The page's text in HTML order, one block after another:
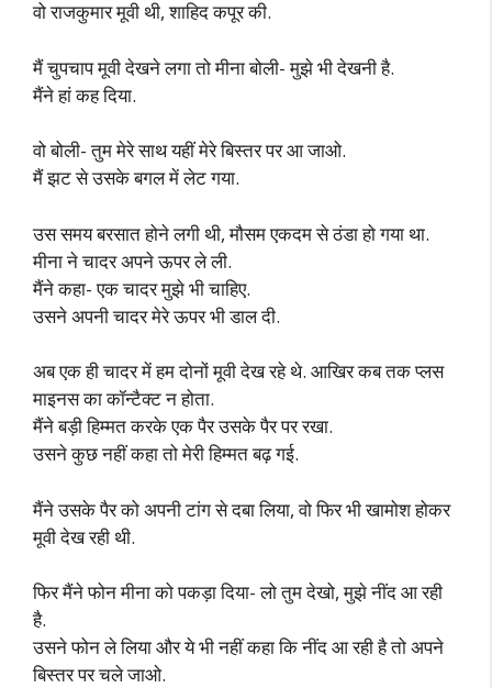
वो राजकुमार मूवी थी, शाहिद कपूर की.
मैं चुपचाप मूवी देखने लगा तो मीना बोली- मुझे भी देखनी है.
मैंने हां कह दिया.
वो बोली- तुम मेरे साथ यहीं मेरे बिस्तर पर आ जाओ.
मैं झट से उसके बगल में लेट गया.
उस समय बरसात होने लगी थी, मौसम एकदम से ठंडा हो गया था.
मीना ने चादर अपने ऊपर ले ली.
मैंने कहा- एक चादर मुझे भी चाहिए.
उसने अपनी चादर मेरे ऊपर भी डाल दी.
अब एक ही चादर में हम दोनों मूवी देख रहे थे. आखिर कब तक प्लस
माइनस का कॉन्टैक्ट न होता.
मैंने बड़ी हिम्मत करके एक पैर उसके पैर पर रखा.
उसने कुछ नहीं कहा तो मेरी हिम्मत बढ़ गई.
मैंने उसके पैर को अपनी टांग से दबा लिया, वो फिर भी खामोश होकर
मूवी देख रही थी.
फिर मैंने फोन मीना को पकड़ा दिया- लो तुम देखो, मुझे नींद आ रही
है.
उसने फोन ले लिया और ये भी नहीं कहा कि नींद आ रही है तो अपने
बिस्तर पर चले जाओ.